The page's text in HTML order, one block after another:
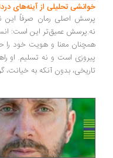
خوانشی تحلیلی از آینه‌های
پرسش اصلی رمان صرفاً این
نه.پرسش عمیق‌تر این است:
همچنان معنا و هویت خود را
پیروزی است و نه تسلیم. او
تاریخی، بدون آنکه به خیانت،